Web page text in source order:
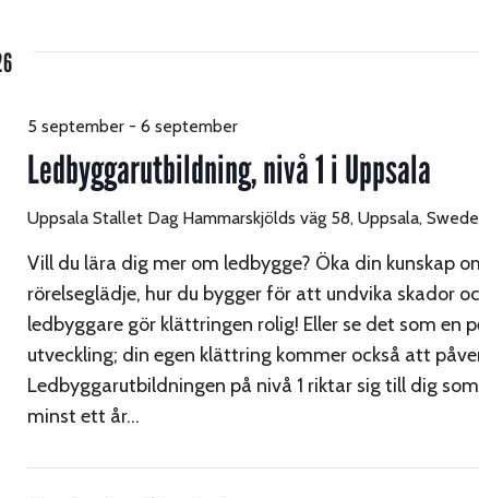
Ledbyggarutbildning, nivå 1 i Uppsala
5 september - 6 september
Uppsala Stallet Dag Hammarskjölds väg 58, Uppsala,
Vill du lära dig mer om ledbygge? Öka din kunskap
rörelseglädje, hur du bygger för att undvika skador
ledbyggare gör klättringen rolig! Eller se det som en
utveckling; din egen klättring kommer också att
Ledbyggarutbildningen på nivå 1 riktar sig till dig
minst ett år…